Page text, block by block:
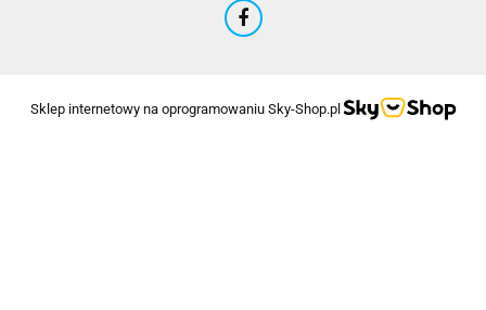
Sklep internetowy na oprogramowaniu Sky-Shop.pl